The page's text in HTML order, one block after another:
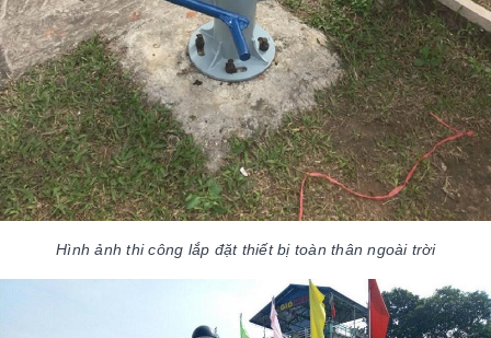
Hình ảnh thi công lắp đặt thiết bị toàn thân ngoài trời